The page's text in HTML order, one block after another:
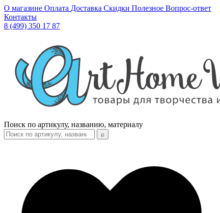
О магазине Оплата Доставка Скидки Полезное Вопрос-ответ
Контакты
8 (499) 350 17 87
Поиск по артикулу, названию, материалу
⌕